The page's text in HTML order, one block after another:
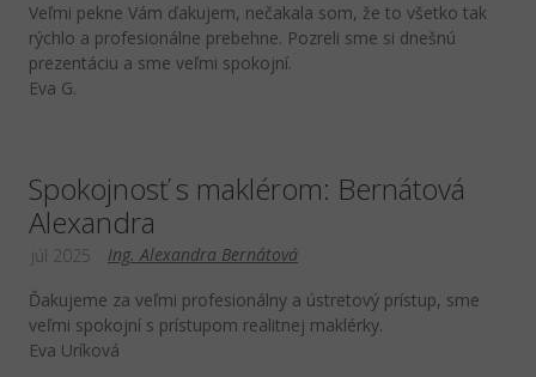
Veľmi pekne Vám ďakujem, nečakala som, že to všetko tak
rýchlo a profesionálne prebehne. Pozreli sme si dnešnú
prezentáciu a sme veľmi spokojní.
Eva G.
Spokojnosť s maklérom: Bernátová
Alexandra
Ing. Alexandra Bernátová
júl 2025
Ďakujeme za veľmi profesionálny a ústretový prístup, sme
veľmi spokojní s prístupom realitnej maklérky.
Eva Uríková